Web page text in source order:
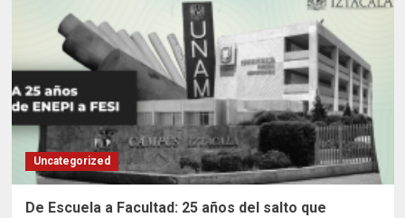
Uncategorized
De Escuela a Facultad: 25 años del salto que